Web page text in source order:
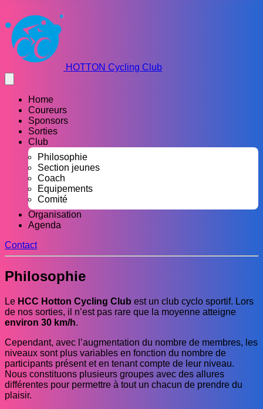
HOTTON Cycling Club
Home
Coureurs
Sponsors
Sorties
Club
Philosophie
Section jeunes
Coach
Equipements
Comité
Organisation
Agenda
Contact
Philosophie
Le HCC Hotton Cycling Club est un club cyclo sportif. Lors
de nos sorties, il n’est pas rare que la moyenne atteigne
environ 30 km/h.
Cependant, avec l’augmentation du nombre de membres, les
niveaux sont plus variables en fonction du nombre de
participants présent et en tenant compte de leur niveau.
Nous constituons plusieurs groupes avec des allures
différentes pour permettre à tout un chacun de prendre du
plaisir.